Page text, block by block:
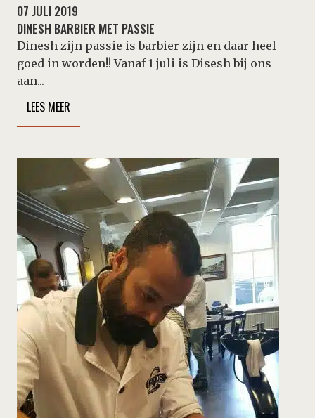
07 JULI 2019
DINESH BARBIER MET PASSIE
Dinesh zijn passie is barbier zijn en daar heel
goed in worden!! Vanaf 1 juli is Disesh bij ons
aan...
LEES MEER